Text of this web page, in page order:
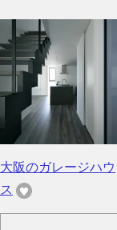
大阪のガレージハウ
ス